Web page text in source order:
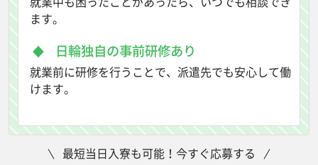
ます。
日輪独自の事前研修あり
就業前に研修を行うことで、派遣先でも安心して働
けます。
最短当日入寮も可能！今すぐ応募する